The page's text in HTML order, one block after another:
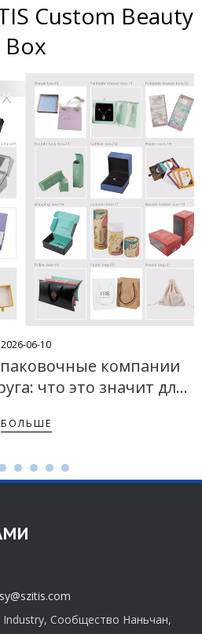
Custom Beauty
Box
2026-06-10
компании
что это значит для
БОЛЬШЕ
Industry, Сообщество Наньчан,